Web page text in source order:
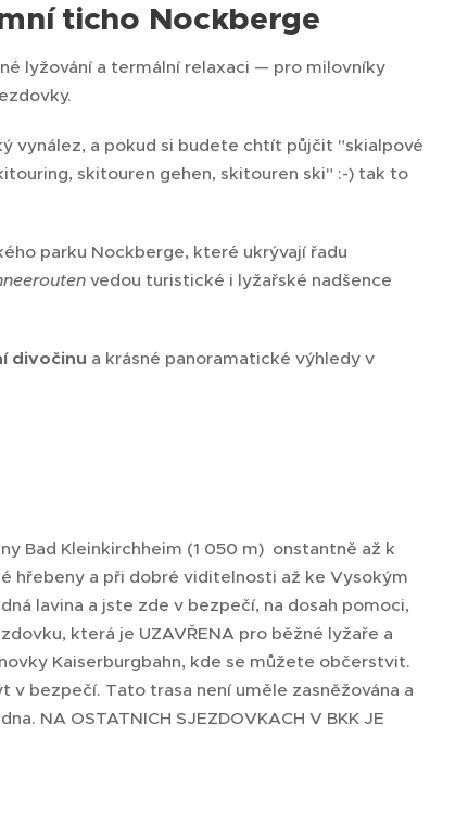
ticho Nockberge
lyžování a termální relaxaci — pro milovníky
vynález, a pokud si budete chtít půjčit "skialpové
skitouren gehen, skitouren ski" :-) tak to
parku Nockberge, které ukrývají řadu
vedou turistické i lyžařské nadšence
divočinu a krásné panoramatické výhledy v
Bad Kleinkirchheim (1 050 m) onstantně až k
hřebeny a při dobré viditelnosti až ke Vysokým
lavina a jste zde v bezpečí, na dosah pomoci,
která je UZAVŘENA pro běžné lyžaře a
Kaiserburgbahn, kde se můžete občerstvit.
bezpečí. Tato trasa není uměle zasněžována a
NA OSTATNICH SJEZDOVKACH V BKK JE